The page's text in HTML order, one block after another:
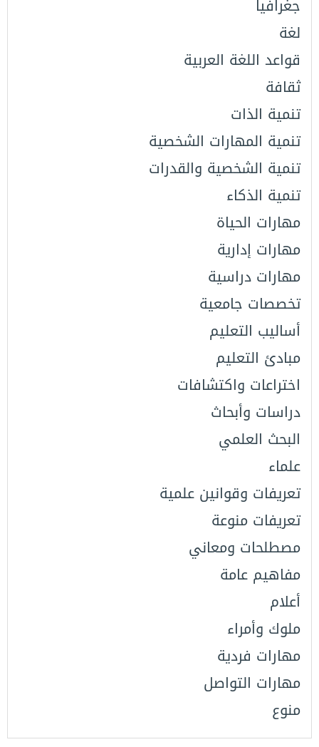
جغرافيا
لغة
قواعد اللغة العربية
ثقافة
تنمية الذات
تنمية المهارات الشخصية
تنمية الشخصية والقدرات
تنمية الذكاء
مهارات الحياة
مهارات إدارية
مهارات دراسية
تخصصات جامعية
أساليب التعليم
مبادئ التعليم
اختراعات واكتشافات
دراسات وأبحاث
البحث العلمي
علماء
تعريفات وقوانين علمية
تعريفات منوعة
مصطلحات ومعاني
مفاهيم عامة
أعلام
ملوك وأمراء
مهارات فردية
مهارات التواصل
منوع